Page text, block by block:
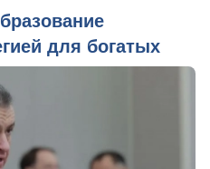
для богатых